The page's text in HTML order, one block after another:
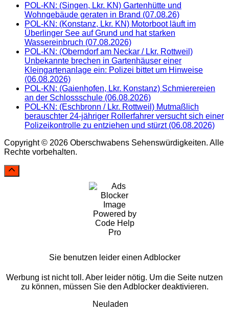
POL-KN: (Singen, Lkr. KN) Gartenhütte und
Wohngebäude geraten in Brand (07.08.26)
POL-KN: (Konstanz, Lkr. KN) Motorboot läuft im
Überlinger See auf Grund und hat starken
Wassereinbruch (07.08.2026)
POL-KN: (Oberndorf am Neckar / Lkr. Rottweil)
Unbekannte brechen in Gartenhäuser einer
Kleingartenanlage ein: Polizei bittet um Hinweise
(06.08.2026)
POL-KN: (Gaienhofen, Lkr. Konstanz) Schmierereien
an der Schlossschule (06.08.2026)
POL-KN: (Eschbronn / Lkr. Rottweil) Mutmaßlich
berauschter 24-jähriger Rollerfahrer versucht sich einer
Polizeikontrolle zu entziehen und stürzt (06.08.2026)
Copyright © 2026 Oberschwabens Sehenswürdigkeiten. Alle
Rechte vorbehalten.
Sie benutzen leider einen Adblocker
Werbung ist nicht toll. Aber leider nötig. Um die Seite nutzen
zu können, müssen Sie den Adblocker deaktivieren.
Neuladen